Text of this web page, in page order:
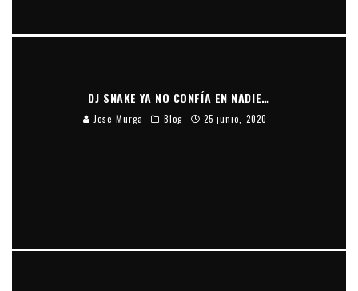
DJ SNAKE YA NO CONFÍA EN NADIE…
Jose Murga Blog 25 junio, 2020